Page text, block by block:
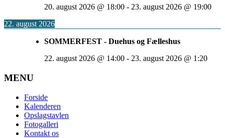
20. august 2026 @ 18:00 - 23. august 2026 @ 19:00
22. august 2026
SOMMERFEST - Duehus og Fælleshus
22. august 2026 @ 14:00 - 23. august 2026 @ 1:20
MENU
Forside
Kalenderen
Opslagstavlen
Fotogalleri
Kontakt os